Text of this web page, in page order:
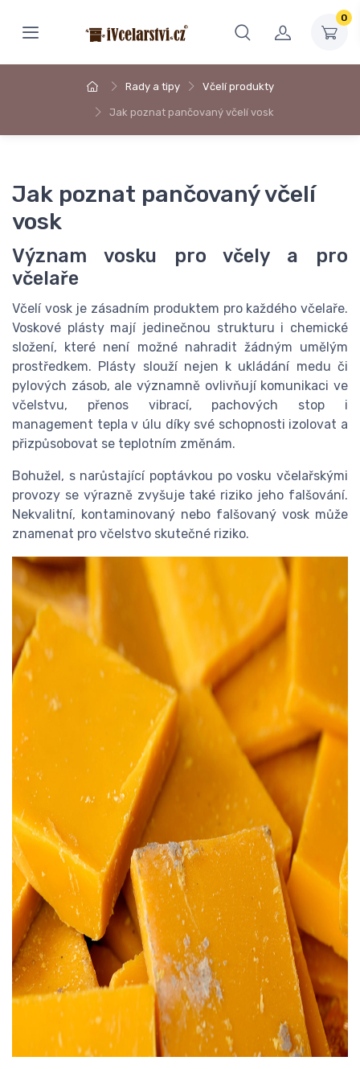
0
Rady a tipy Včelí produkty
Jak poznat pančovaný včelí vosk
Jak poznat pančovaný včelí
vosk
Význam vosku pro včely a pro
včelaře
Včelí vosk je zásadním produktem pro každého včelaře.
Voskové plásty mají jedinečnou strukturu i chemické
složení, které není možné nahradit žádným umělým
prostředkem. Plásty slouží nejen k ukládání medu či
pylových zásob, ale významně ovlivňují komunikaci ve
včelstvu, přenos vibrací, pachových stop i
management tepla v úlu díky své schopnosti izolovat a
přizpůsobovat se teplotním změnám.
Bohužel, s narůstající poptávkou po vosku včelařskými
provozy se výrazně zvyšuje také riziko jeho falšování.
Nekvalitní, kontaminovaný nebo falšovaný vosk může
znamenat pro včelstvo skutečné riziko.